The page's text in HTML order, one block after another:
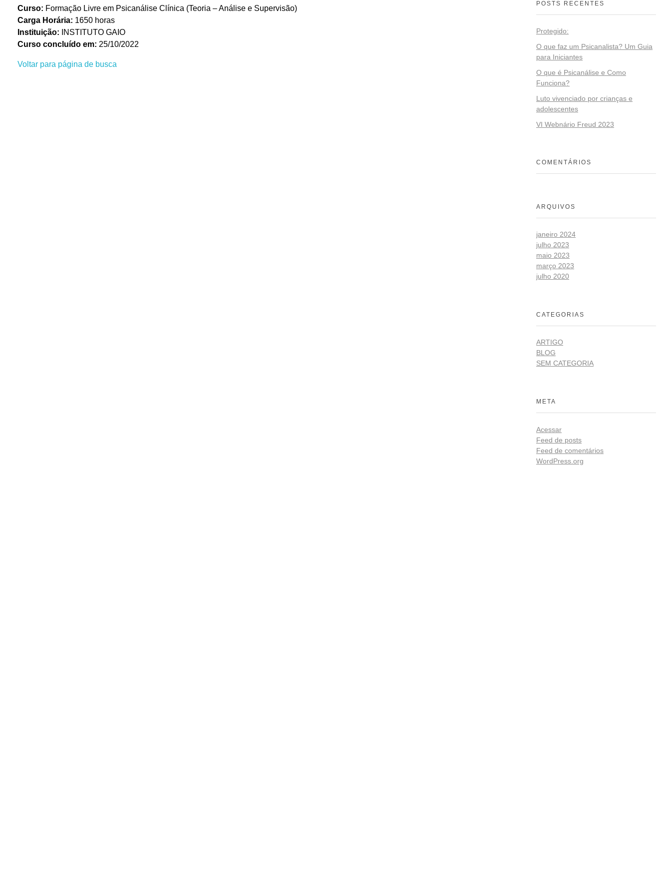
Curso: Formação Livre em Psicanálise Clínica (Teoria – Análise e Supervisão)
Carga Horária: 1650 horas
Instituição: INSTITUTO GAIO
Curso concluído em: 25/10/2022
Voltar para página de busca
POSTS RECENTES
Protegido:
O que faz um Psicanalista? Um Guia
para Iniciantes
O que é Psicanálise e Como
Funciona?
Luto vivenciado por crianças e
adolescentes
VI Webnário Freud 2023
COMENTÁRIOS
ARQUIVOS
janeiro 2024
julho 2023
maio 2023
março 2023
julho 2020
CATEGORIAS
ARTIGO
BLOG
SEM CATEGORIA
META
Acessar
Feed de posts
Feed de comentários
WordPress.org